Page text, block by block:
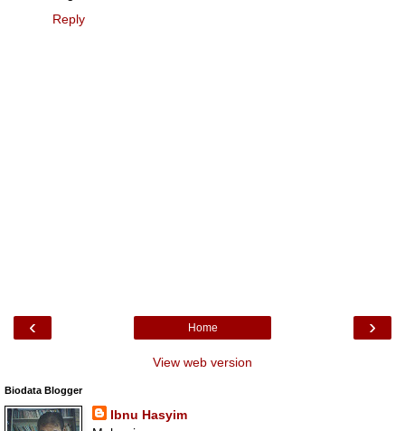
Reply
‹ ›
Home
View web version
Biodata Blogger
Ibnu Hasyim